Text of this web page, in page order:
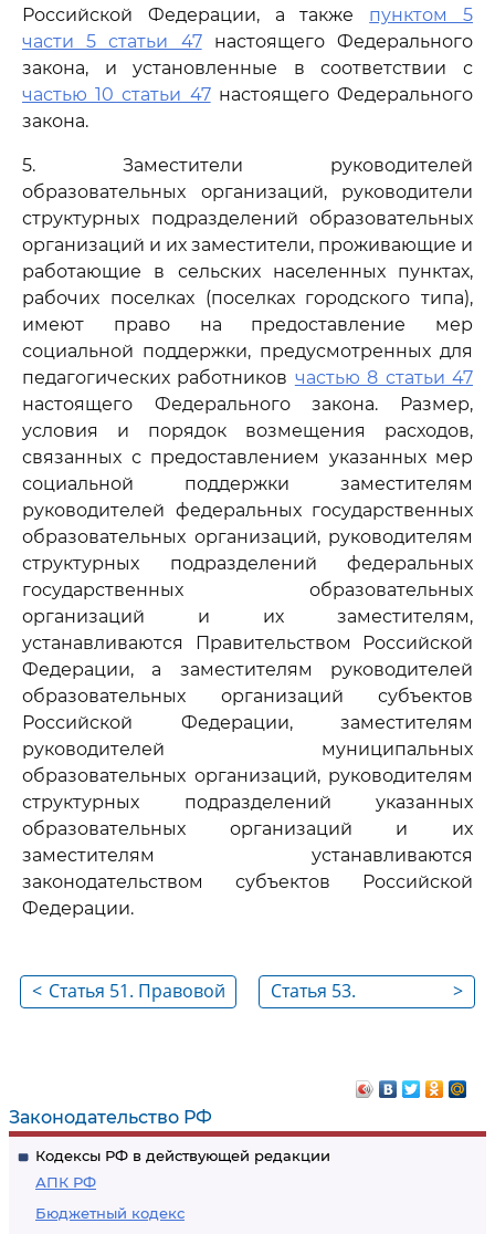
Законодательство РФ
Кодексы РФ в действующей редакции
АПК РФ
Бюджетный кодекс
Российской Федерации, а также пунктом 5
части 5 статьи 47настоящего Федерального
закона, и установленные в соответствии с
частью 10 статьи 47настоящего Федерального
закона.
5. Заместители руководителей
образовательных организаций, руководители
структурных подразделений образовательных
организаций и их заместители, проживающие и
работающие в сельских населенных пунктах,
рабочих поселках (поселках городского типа),
имеют право на предоставление мер
социальной поддержки, предусмотренных для
педагогических работников частью 8 статьи 47
настоящего Федерального закона. Размер,
условия и порядок возмещения расходов,
связанных с предоставлением указанных мер
социальной поддержки заместителям
руководителей федеральных государственных
образовательных организаций, руководителям
структурных подразделений федеральных
государственных образовательных
организаций и их заместителям,
устанавливаются Правительством Российской
Федерации, а заместителям руководителей
образовательных организаций субъектов
Российской Федерации, заместителям
руководителей муниципальных
образовательных организаций, руководителям
структурных подразделений указанных
образовательных организаций и их
заместителям устанавливаются
законодательством субъектов Российской
Федерации.
< Статья 51. Правовой
образовательной
организации
высшего
образования
>
Статья 53.
отношений